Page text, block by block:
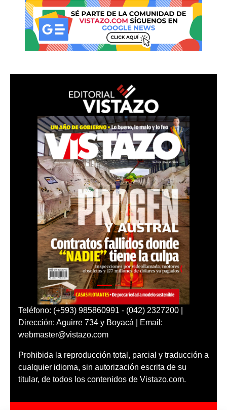
Teléfono: (+593) 985860991 - (042) 2327200 |
Dirección: Aguirre 734 y Boyacá | Email:
webmaster@vistazo.com
Prohibida la reproducción total, parcial y traducción a
cualquier idioma, sin autorización escrita de su
titular, de todos los contenidos de Vistazo.com.